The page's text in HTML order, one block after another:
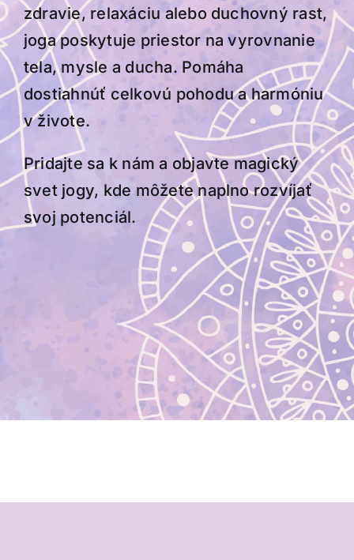
zdravie, relaxáciu alebo duchovný rast,
joga poskytuje priestor na vyrovnanie
tela, mysle a ducha. Pomáha
dostiahnúť celkovú pohodu a harmóniu
v živote.
Pridajte sa k nám a objavte magický
svet jogy, kde môžete naplno rozvíjať
svoj potenciál.